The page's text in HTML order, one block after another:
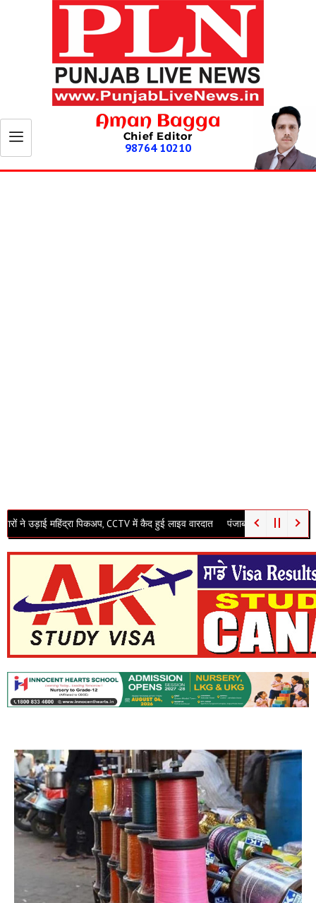
Aman Bagga
Chief Editor
98764 10210
CCTV में कैद हुई लाइव वारदात पंजाब विधानसभा में गूंजा अवैध खनन का मुद्दा!